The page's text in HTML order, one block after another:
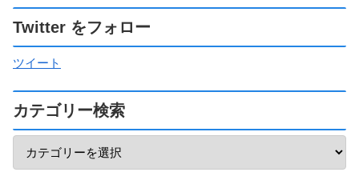
Twitter をフォロー
ツイート
カテゴリー検索